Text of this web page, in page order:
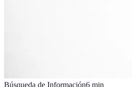
Búsqueda de Información6 min